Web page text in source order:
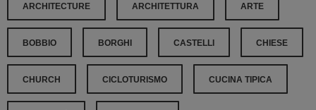
ARCHITECTURE ARCHITETTURA ARTE
BOBBIO BORGHI CASTELLI CHIESE
CHURCH CICLOTURISMO CUCINA TIPICA